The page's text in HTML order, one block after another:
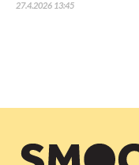
27.4.2026 13:45